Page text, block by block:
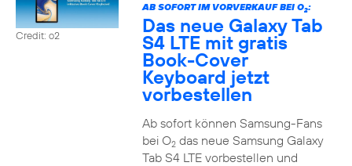
Credit: o2
AB SOFORT IM VORVERKAUF BEI O2:
Das neue Galaxy Tab
S4 LTE mit gratis
Book-Cover
Keyboard jetzt
vorbestellen
Ab sofort können Samsung-Fans
bei O2das neue Samsung Galaxy
Tab S4 LTE vorbestellen und